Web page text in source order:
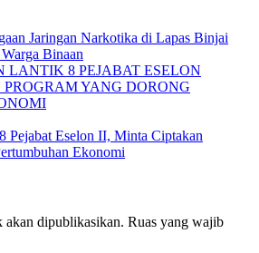
Jaringan Narkotika di Lapas Binjai
Binaan
Pejabat Eselon II, Minta Ciptakan
Ekonomi
akan dipublikasikan. Ruas yang wajib